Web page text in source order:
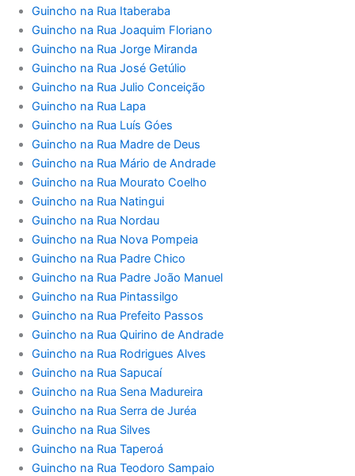
Guincho na Rua Itaberaba
Guincho na Rua Joaquim Floriano
Guincho na Rua Jorge Miranda
Guincho na Rua José Getúlio
Guincho na Rua Julio Conceição
Guincho na Rua Lapa
Guincho na Rua Luís Góes
Guincho na Rua Madre de Deus
Guincho na Rua Mário de Andrade
Guincho na Rua Mourato Coelho
Guincho na Rua Natingui
Guincho na Rua Nordau
Guincho na Rua Nova Pompeia
Guincho na Rua Padre Chico
Guincho na Rua Padre João Manuel
Guincho na Rua Pintassilgo
Guincho na Rua Prefeito Passos
Guincho na Rua Quirino de Andrade
Guincho na Rua Rodrigues Alves
Guincho na Rua Sapucaí
Guincho na Rua Sena Madureira
Guincho na Rua Serra de Juréa
Guincho na Rua Silves
Guincho na Rua Taperoá
Guincho na Rua Teodoro Sampaio